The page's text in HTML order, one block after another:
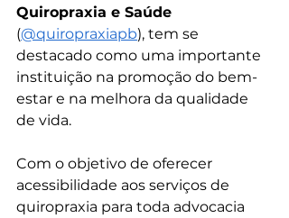
Quiropraxia e Saúde
(@quiropraxiapb), tem se
destacado como uma importante
instituição na promoção do bem-
estar e na melhora da qualidade
de vida.
Com o objetivo de oferecer
acessibilidade aos serviços de
quiropraxia para toda advocacia